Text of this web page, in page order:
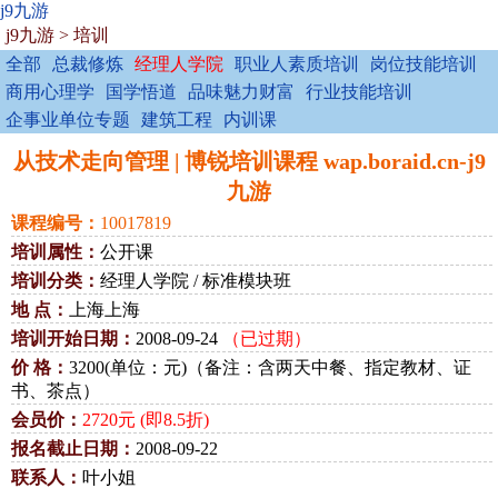
j9九游
j9九游 > 培训
全部
总裁修炼 经理人学院 职业人素质培训
岗位技能培训
商用心理学
国学悟道 品味魅力财富
行业技能培训
企事业单位专题
建筑工程 内训课
从技术走向管理 | 博锐培训课程 wap.boraid.cn-j9
九游
课程编号： 10017819
培训属性： 公开课
培训分类： 经理人学院 / 标准模块班
地 点：
上海上海
培训开始日期： 2008-09-24
（已过期）
价 格： 3200(单位：元)（备注：含两天中餐、指定教材、证
书、茶点）
会员价： 2720元 (即8.5折)
报名截止日期： 2008-09-22
联系人： 叶小姐